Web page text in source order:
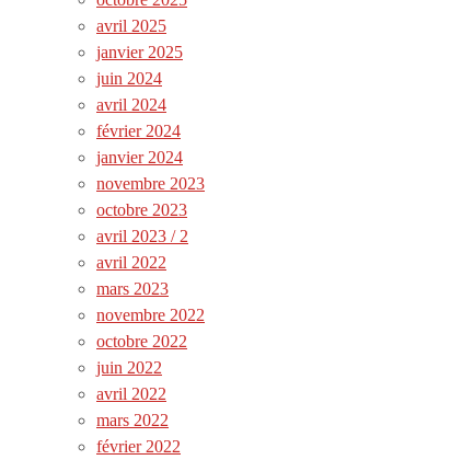
avril 2025
janvier 2025
juin 2024
avril 2024
février 2024
janvier 2024
novembre 2023
octobre 2023
avril 2023 / 2
avril 2022
mars 2023
novembre 2022
octobre 2022
juin 2022
avril 2022
mars 2022
février 2022